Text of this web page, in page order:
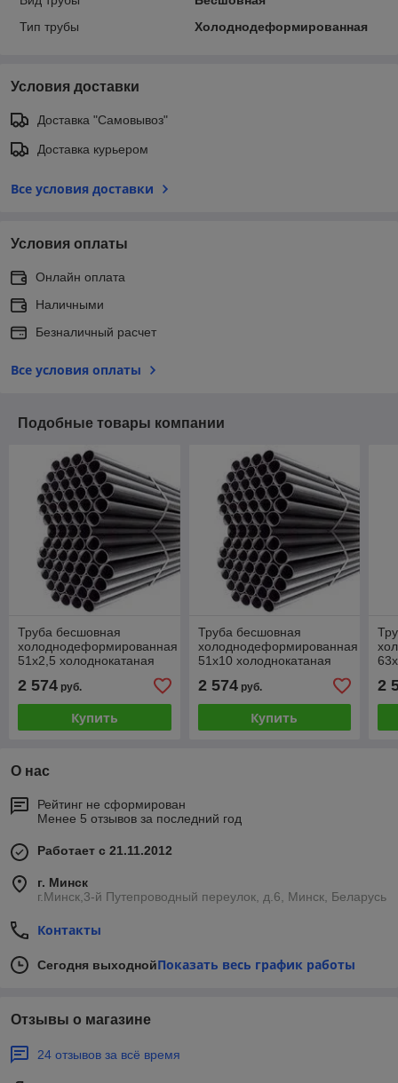
Тип трубы
Холоднодеформированная
Условия доставки
Доставка "Самовывоз"
Доставка курьером
Все условия доставки
Условия оплаты
Онлайн оплата
Наличными
Безналичный расчет
Все условия оплаты
Подобные товары компании
Труба бесшовная
холоднодеформированная
51х2,5 холоднокатаная
2 574 руб.
Купить
Труба бесшовная
холоднодеформированная
51х10 холоднокатаная
2 574руб.
Купить
2
О нас
Рейтинг не сформирован
Менее 5 отзывов за последний год
Работает с 21.11.2012
г. Минск
г.Минск,3-й Путепроводный переулок, д.6, Минск, Беларусь
Контакты
Сегодня выходнойПоказать весь график работы
Отзывы о магазине
24 отзывов за всё время